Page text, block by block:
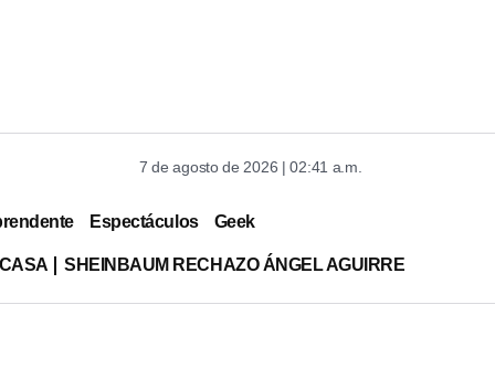
7 de agosto de 2026 | 02:41 a.m.
Espectáculos Geek
SHEINBAUM RECHAZO ÁNGEL AGUIRRE